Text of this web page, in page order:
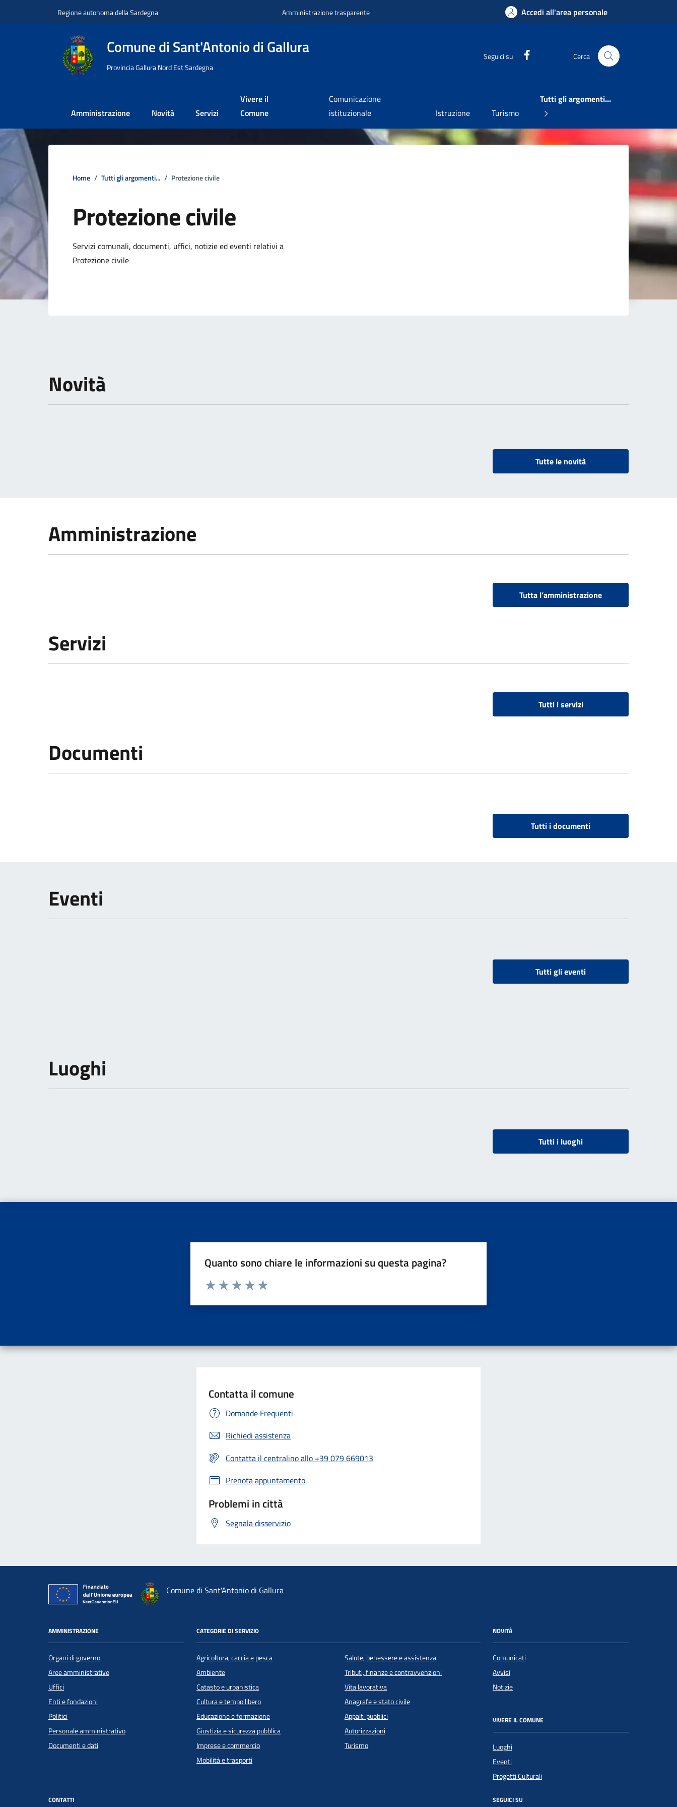
Regione autonoma della Sardegna Amministrazione trasparente Accedi all'area personale
Comune di Sant'Antonio di Gallura
Provincia Gallura Nord Est Sardegna
Seguici su Cerca
Amministrazione Novità Servizi
Vivere il
Comune
Comunicazione
istituzionale
Istruzione Turismo
Tutti gli argomenti...
Home Tutti gli argomenti... Protezione civile
Protezione civile
Dettagli della notizia
Servizi comunali, documenti, uffici, notizie ed eventi relativi a
Protezione civile
Novità
Tutte le novità
Amministrazione
Tutta l’amministrazione
Servizi
Tutti i servizi
Documenti
Tutti i documenti
Eventi
Tutti gli eventi
Luoghi
Tutti i luoghi
Quanto sono chiare le informazioni su questa pagina?
Valuta da 1 a 5 stelle la pagina
Contatta il comune
Domande Frequenti
Richiedi assistenza
Contatta il centralino allo +39 079 669013
Prenota appuntamento
Problemi in città
Segnala disservizio
Comune di Sant'Antonio di Gallura
AMMINISTRAZIONE
Organi di governo
Aree amministrative
Uffici
Enti e fondazioni
Politici
Personale amministrativo
Documenti e dati
CATEGORIE DI SERVIZIO
Agricoltura, caccia e pesca
Ambiente
Catasto e urbanistica
Cultura e tempo libero
Educazione e formazione
Giustizia e sicurezza pubblica
Imprese e commercio
Mobilità e trasporti
Salute, benessere e assistenza
Tributi, finanze e contravvenzioni
Vita lavorativa
Anagrafe e stato civile
Appalti pubblici
Autorizzazioni
Turismo
NOVITÀ
Comunicati
Avvisi
Notizie
VIVERE IL COMUNE
Luoghi
Eventi
Progetti Culturali
CONTATTI SEGUICI SU